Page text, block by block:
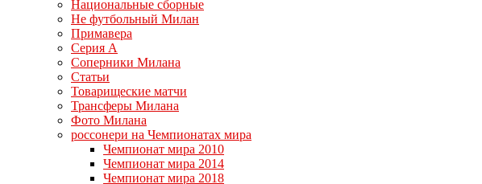
Национальные сборные
Не футбольный Милан
Примавера
Серия А
Соперники Милана
Статьи
Товарищеские матчи
Трансферы Милана
Фото Милана
россонери на Чемпионатах мира
Чемпионат мира 2010
Чемпионат мира 2014
Чемпионат мира 2018